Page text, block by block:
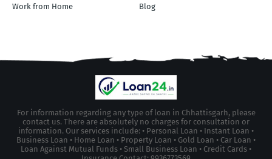
Work from Home
Blog
For information regarding any type of loan in Chhattisgarh, please
contact us. There are absolutely no charges for consultation or
information. Our services include: • Personal Loan • Instant Loan •
Business Loan • Home Loan • Property Loan • Gold Loan • Car Loan •
Loan Against Mutual Funds • Small Business Loan • Credit Cards •